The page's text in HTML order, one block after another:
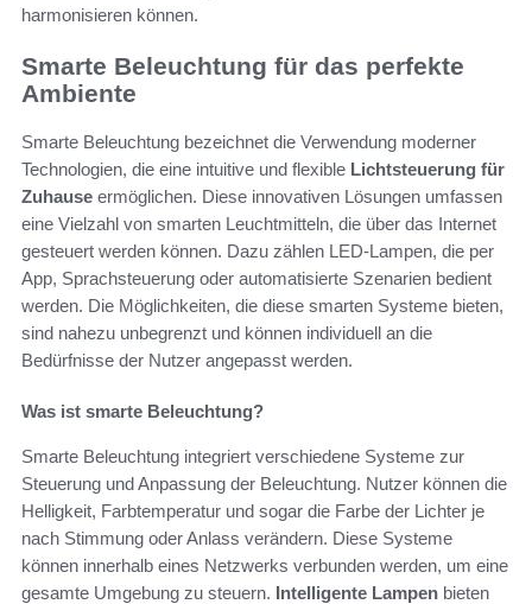
harmonisieren können.
Smarte Beleuchtung für das perfekte
Ambiente
Smarte Beleuchtung bezeichnet die Verwendung moderner
Technologien, die eine intuitive und flexible Lichtsteuerung für
Zuhause ermöglichen. Diese innovativen Lösungen umfassen
eine Vielzahl von smarten Leuchtmitteln, die über das Internet
gesteuert werden können. Dazu zählen LED-Lampen, die per
App, Sprachsteuerung oder automatisierte Szenarien bedient
werden. Die Möglichkeiten, die diese smarten Systeme bieten,
sind nahezu unbegrenzt und können individuell an die
Bedürfnisse der Nutzer angepasst werden.
Was ist smarte Beleuchtung?
Smarte Beleuchtung integriert verschiedene Systeme zur
Steuerung und Anpassung der Beleuchtung. Nutzer können die
Helligkeit, Farbtemperatur und sogar die Farbe der Lichter je
nach Stimmung oder Anlass verändern. Diese Systeme
können innerhalb eines Netzwerks verbunden werden, um eine
gesamte Umgebung zu steuern. Intelligente Lampen bieten